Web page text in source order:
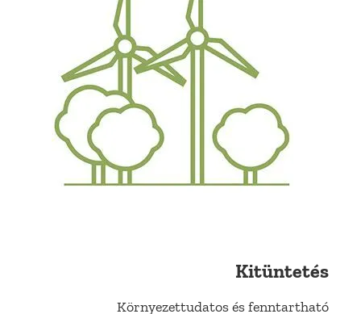
Kitüntetés
Környezettudatos és fenntartható